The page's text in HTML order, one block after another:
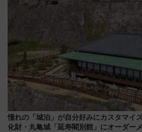
憧れの「城泊」が自分好みにカスタマイ
化財・丸亀城「延寿閣別館」にオーダー